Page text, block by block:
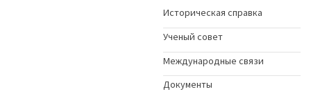
Историческая справка
Ученый совет
Международные связи
Документы